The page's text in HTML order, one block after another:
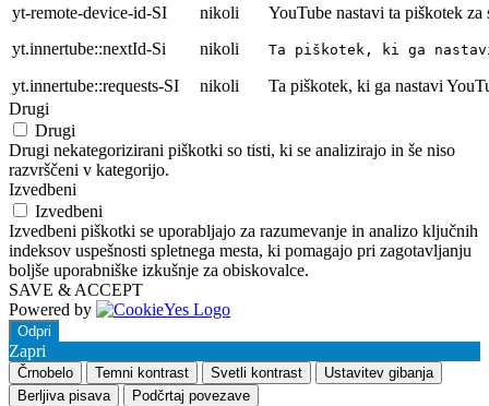
yt-remote-device-id-SI
nikoli
YouTube nastavi ta piškotek
yt.innertube::nextId-Si
nikoli Ta piškotek, ki ga
yt.innertube::requests-SI nikoli
Ta piškotek, ki ga nastavi
Drugi
Drugi
Drugi nekategorizirani piškotki so tisti, ki se analizirajo in še niso
razvrščeni v kategorijo.
Izvedbeni
Izvedbeni
Izvedbeni piškotki se uporabljajo za razumevanje in analizo ključnih
indeksov uspešnosti spletnega mesta, ki pomagajo pri zagotavljanju
boljše uporabniške izkušnje za obiskovalce.
SAVE & ACCEPT
Powered by
Odpri
Zapri
Črnobelo Temni kontrast Svetli kontrast
Ustavitev gibanja
Berljiva pisava
Podčrtaj povezave